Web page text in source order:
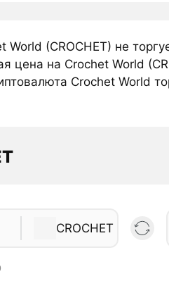
(CROCHET) не
цена на Crochet World
Crochet World
CROCHET